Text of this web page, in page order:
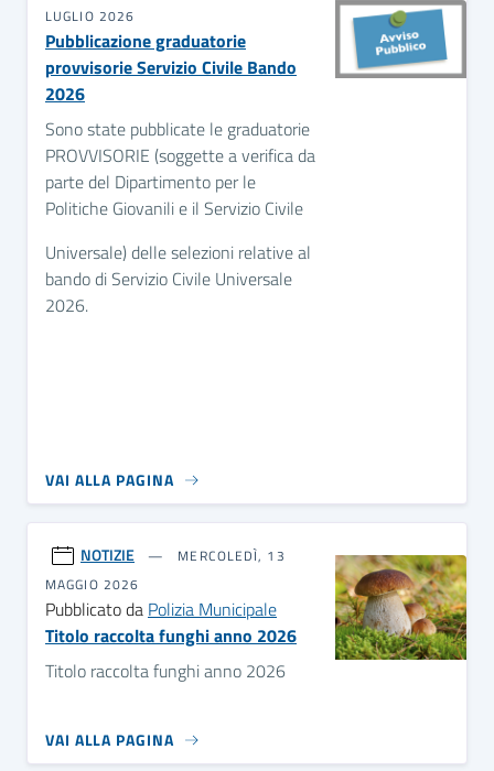
LUGLIO 2026
Pubblicazione graduatorie
provvisorie Servizio Civile Bando
2026
Sono state pubblicate le graduatorie
PROVVISORIE (soggette a verifica da
parte del Dipartimento per le
Politiche Giovanili e il Servizio Civile
Universale) delle selezioni relative al
bando di Servizio Civile Universale
2026.
VAI ALLA PAGINA
NOTIZIE
MERCOLEDÌ, 13
MAGGIO 2026
Pubblicato da Polizia Municipale
Titolo raccolta funghi anno 2026
Titolo raccolta funghi anno 2026
VAI ALLA PAGINA